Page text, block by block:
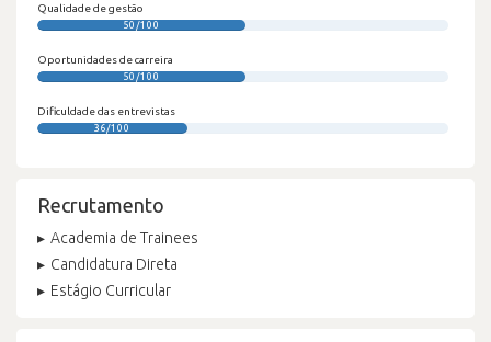
Qualidade de gestão
50/100
Oportunidades de carreira
50/100
Dificuldade das entrevistas
36/100
Recrutamento
Academia de Trainees
Candidatura Direta
Estágio Curricular